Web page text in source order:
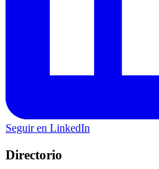
Seguir en LinkedIn
Directorio